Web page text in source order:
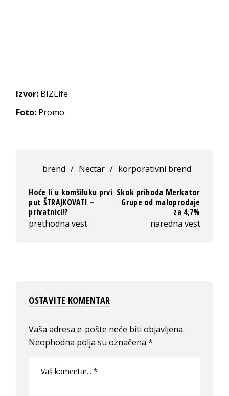
Izvor: BIZLife
Foto: Promo
brend / Nectar / korporativni brend
Hoće li u komšiluku prvi
put ŠTRAJKOVATI –
privatnici!?
prethodna vest
Skok prihoda Merkator
Grupe od maloprodaje
za 4,7%
naredna vest
OSTAVITE KOMENTAR
Vaša adresa e-pošte neće biti objavljena.
Neophodna polja su označena*